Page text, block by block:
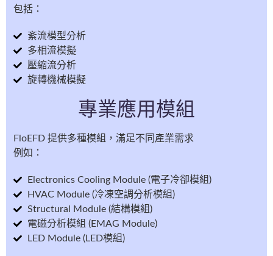
包括：
紊流模型分析
多相流模擬
壓縮流分析
旋轉機械模擬
專業應用模組
FloEFD 提供多種模組，滿足不同產業需求
例如：
Electronics Cooling Module (電子冷卻模組)
HVAC Module (冷凍空調分析模組)
Structural Module (結構模組)
電磁分析模組 (EMAG Module)
LED Module (LED模組)